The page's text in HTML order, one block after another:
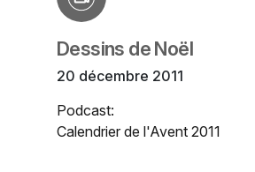
Dessins de Noël
20 décembre 2011
Podcast:
Calendrier de l'Avent 2011